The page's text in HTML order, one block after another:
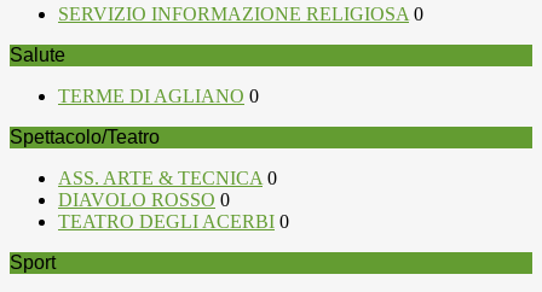
SERVIZIO INFORMAZIONE RELIGIOSA 0
Salute
TERME DI AGLIANO 0
Spettacolo/Teatro
ASS. ARTE & TECNICA 0
DIAVOLO ROSSO 0
TEATRO DEGLI ACERBI 0
Sport